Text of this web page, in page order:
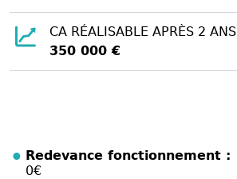
CA RÉALISABLE APRÈS 2 ANS
350 000 €
Redevance fonctionnement :
0€